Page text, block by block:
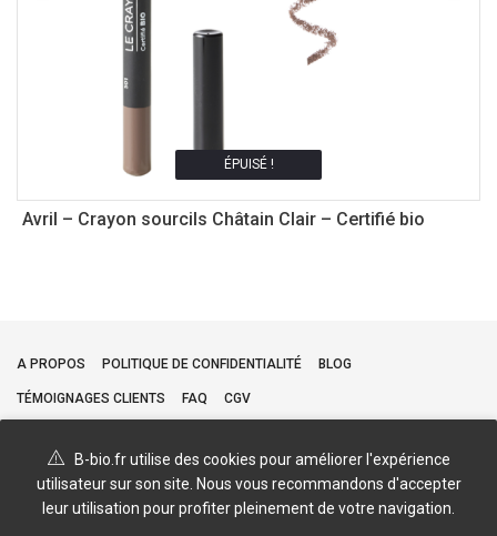
ÉPUISÉ !
Avril – Crayon sourcils Châtain Clair – Certifié bio
A PROPOS POLITIQUE DE CONFIDENTIALITÉ BLOG
TÉMOIGNAGES CLIENTS FAQ CGV
B-bio.fr utilise des cookies pour améliorer l'expérience
utilisateur sur son site. Nous vous recommandons d'accepter
leur utilisation pour profiter pleinement de votre navigation.